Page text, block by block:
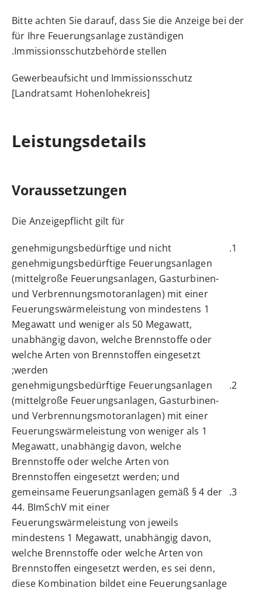
Bitte achten Sie darauf, dass Sie die Anzeige bei der
für Ihre Feuerungsanlage zuständigen
Immissionsschutzbehörde stellen.
Gewerbeaufsicht und Immissionsschutz
[Landratsamt Hohenlohekreis]
Leistungsdetails
Voraussetzungen
Die Anzeigepflicht gilt für
genehmigungsbedürftige und nicht
genehmigungsbedürftige Feuerungsanlagen
(mittelgroße Feuerungsanlagen, Gasturbinen-
und Verbrennungsmotoranlagen) mit einer
Feuerungswärmeleistung von mindestens 1
Megawatt und weniger als 50 Megawatt,
unabhängig davon, welche Brennstoffe oder
welche Arten von Brennstoffen eingesetzt
werden;
genehmigungsbedürftige Feuerungsanlagen
(mittelgroße Feuerungsanlagen, Gasturbinen-
und Verbrennungsmotoranlagen) mit einer
Feuerungswärmeleistung von weniger als 1
Megawatt, unabhängig davon, welche
Brennstoffe oder welche Arten von
Brennstoffen eingesetzt werden; und
gemeinsame Feuerungsanlagen gemäß § 4 der
44. BImSchV mit einer
Feuerungswärmeleistung von jeweils
mindestens 1 Megawatt, unabhängig davon,
welche Brennstoffe oder welche Arten von
Brennstoffen eingesetzt werden, es sei denn,
diese Kombination bildet eine Feuerungsanlage